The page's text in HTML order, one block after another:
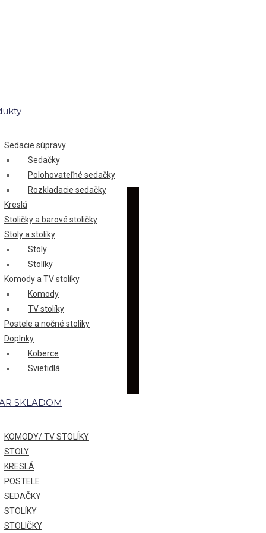
Sedacie súpravy
Sedačky
Polohovateľné sedačky
Rozkladacie sedačky
Kreslá
Stoličky a barové stoličky
Stoly a stolíky
Stoly
Stolíky
Komody a TV stolíky
Komody
TV stolíky
Postele a nočné stoliky
Doplnky
Koberce
Svietidlá
SKLADOM
KOMODY/ TV STOLÍKY
STOLY
KRESLÁ
POSTELE
SEDAČKY
STOLÍKY
STOLIČKY